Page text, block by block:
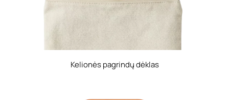
Kelionės pagrindų dėklas